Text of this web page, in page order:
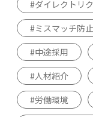
ダイレクトリ
ミスマッチ防止
中途採用
人材紹介
労働環境